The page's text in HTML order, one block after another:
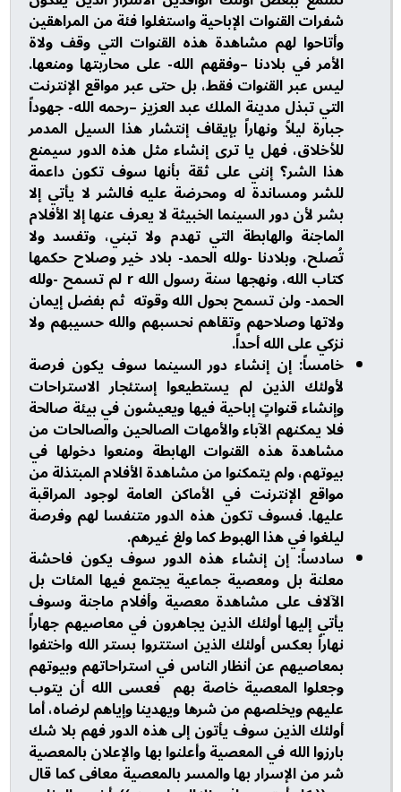
شفرات القنوات الإباحية واستغلوا فئة من المراهقين
وأتاحوا لهم مشاهدة هذه القنوات التي وقف ولاة
الأمر في بلادنا –وفقهم الله- على محاربتها ومنعها.
ليس عبر القنوات فقط، بل حتى عبر مواقع الإنترنت
التي تبذل مدينة الملك عبد العزيز –رحمه الله- جهوداً
جبارة ليلاً ونهاراً بإيقاف إنتشار هذا السيل المدمر
للأخلاق، فهل يا ترى إنشاء مثل هذه الدور سيمنع
هذا الشر؟ إنني على ثقة بأنها سوف تكون داعمة
للشر ومساندة له ومحرضة عليه فالشر لا يأتي إلا
بشر لأن دور السينما الخبيثة لا يعرف عنها إلا الأفلام
الماجنة والهابطة التي تهدم ولا تبني، وتفسد ولا
تُصلح، وبلادنا -ولله الحمد- بلاد خير وصلاح حكمها
كتاب الله، ونهجها سنة رسول الله r لم تسمح -ولله
الحمد- ولن تسمح بحول الله وقوته ثم بفضل إيمان
ولاتها وصلاحهم وتقاهم نحسبهم والله حسيبهم ولا
نزكي على الله أحداً.
خامساً: إن إنشاء دور السينما سوف يكون فرصة
لأولئك الذين لم يستطيعوا إستئجار الاستراحات
وإنشاء قنواتٍ إباحية فيها ويعيشون في بيئة صالحة
فلا يمكنهم الآباء والأمهات الصالحين والصالحات من
مشاهدة هذه القنوات الهابطة ومنعوا دخولها في
بيوتهم، ولم يتمكنوا من مشاهدة الأفلام المبتذلة من
مواقع الإنترنت في الأماكن العامة لوجود المراقبة
عليها. فسوف تكون هذه الدور متنفسا لهم وفرصة
ليلغوا في هذا الهبوط كما ولغ غيرهم.
سادساً: إن إنشاء هذه الدور سوف يكون فاحشة
معلنة بل ومعصية جماعية يجتمع فيها المئات بل
الآلاف على مشاهدة معصية وأفلام ماجنة وسوف
يأتي إليها أولئك الذين يجاهرون في معاصيهم جهاراً
نهاراً بعكس أولئك الذين استتروا بستر الله واختفوا
بمعاصيهم عن أنظار الناس في استراحاتهم وبيوتهم
وجعلوا المعصية خاصة بهم فعسى الله أن يتوب
عليهم ويخلصهم من شرها ويهدينا وإياهم لرضاه، أما
أولئك الذين سوف يأتون إلى هذه الدور فهم بلا شك
بارزوا الله في المعصية وأعلنوا بها والإعلان بالمعصية
شر من الإسرار بها والمسر بالمعصية معافى كما قال